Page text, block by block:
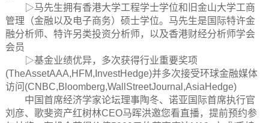
▷马先生拥有香港大学工程学士学位和旧金山大学工商
管理（金融以及电子商务）硕士学位。马先生是国际特许金
融分析师、特许另类投资分析师，以及香港财经分析师学会
会员
▷基金业绩优异，多次获得行业重要奖项
(TheAssetAAA,HFM,InvestHedge)并多次接受环球金融媒体
访问(CNBC,Bloomberg,WallStreetJournal,AsiaHedge)
中国首席经济学家论坛理事陶冬、诺亚国际首席执行官
刘彦、歌斐资产红树林CEO马晖洪邀您看直播，提前预约参